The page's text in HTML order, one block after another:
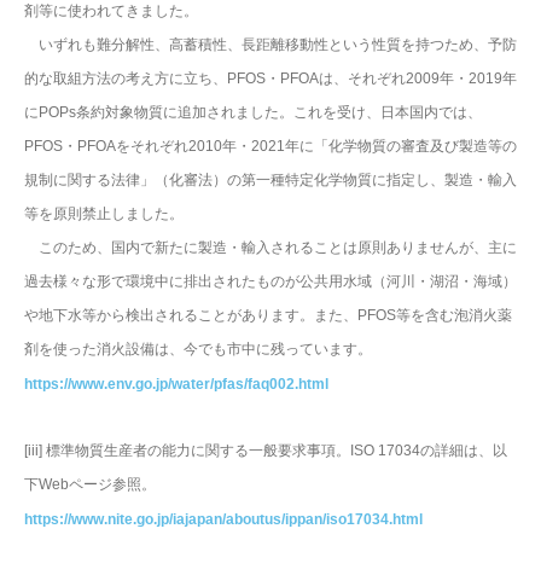
剤等に使われてきました。
いずれも難分解性、高蓄積性、長距離移動性という性質を持つため、予防
的な取組方法の考え方に立ち、PFOS・PFOAは、それぞれ2009年・2019年
にPOPs条約対象物質に追加されました。これを受け、日本国内では、
PFOS・PFOAをそれぞれ2010年・2021年に「化学物質の審査及び製造等の
規制に関する法律」（化審法）の第一種特定化学物質に指定し、製造・輸入
等を原則禁止しました。
このため、国内で新たに製造・輸入されることは原則ありませんが、主に
過去様々な形で環境中に排出されたものが公共用水域（河川・湖沼・海域）
や地下水等から検出されることがあります。また、PFOS等を含む泡消火薬
剤を使った消火設備は、今でも市中に残っています。
https://www.env.go.jp/water/pfas/faq002.html
[iii] 標準物質生産者の能力に関する一般要求事項。ISO 17034の詳細は、以
下Webページ参照。
https://www.nite.go.jp/iajapan/aboutus/ippan/iso17034.html